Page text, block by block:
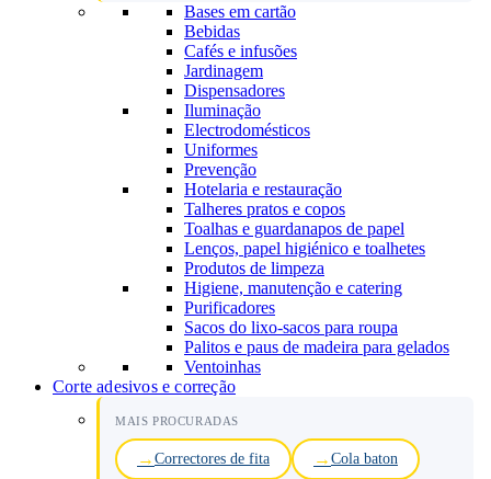
Bases em cartão
Bebidas
Cafés e infusões
Jardinagem
Dispensadores
Iluminação
Electrodomésticos
Uniformes
Prevenção
Hotelaria e restauração
Talheres pratos e copos
Toalhas e guardanapos de papel
Lenços, papel higiénico e toalhetes
Produtos de limpeza
Higiene, manutenção e catering
Purificadores
Sacos do lixo-sacos para roupa
Palitos e paus de madeira para gelados
Ventoinhas
Corte adesivos e correção
MAIS PROCURADAS
Correctores de fita Cola baton